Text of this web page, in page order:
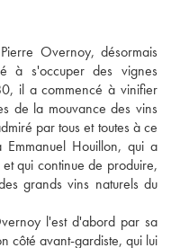
Overnoy, désormais
à s'occuper des vignes
il a commencé à vinifier
de la mouvance des vins
par tous et toutes à ce
Houillon, qui a
qui continue de produire,
grands vins naturels du
l'est d'abord par sa
côté avant-gardiste, qui lui